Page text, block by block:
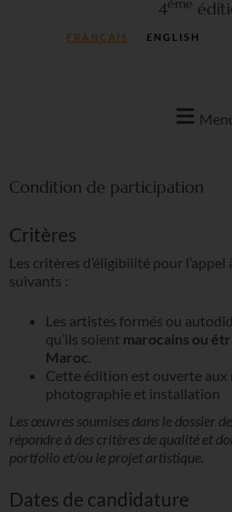
4ème
FRANÇAIS ENGLISH
Condition de participation
Critères
Les critères d’éligibilité pour
suivants :
Les artistes formés ou
qu’ils soient marocains ou
Maroc.
Cette édition est ouverte aux
photographie et installation
Les œuvres soumises dans le dossier
répondre à des critères de qualité et
portfolio et/ou le projet artistique.
Dates de candidature